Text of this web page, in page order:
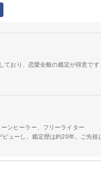
ており、恋愛全般の鑑定が得意で
ンヒーラー、フリーライター
ューし、鑑定歴は約20年。ご先祖